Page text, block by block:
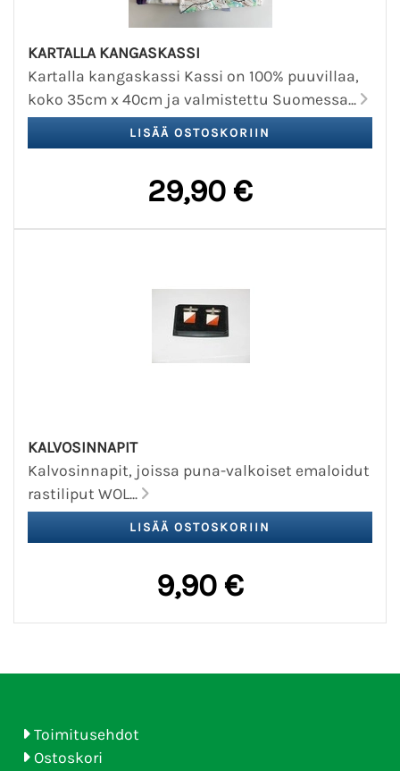
KARTALLA KANGASKASSI
Kartalla kangaskassi Kassi on 100% puuvillaa,
koko 35cm x 40cm ja valmistettu Suomessa...
29,90 €
KALVOSINNAPIT
Kalvosinnapit, joissa puna-valkoiset emaloidut
rastiliput WOL...
9,90 €
Toimitusehdot
Ostoskori